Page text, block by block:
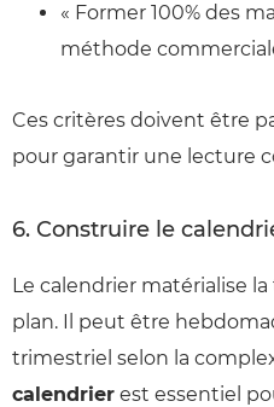
« Former 100% des
méthode
Ces critères doivent être
pour garantir une lecture
6. Construire le
Le calendrier matérialise
plan. Il peut être
trimestriel selon la
calendrier est essentiel